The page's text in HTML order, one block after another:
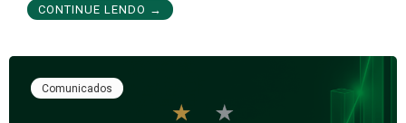
CONTINUE LENDO →
Comunicados